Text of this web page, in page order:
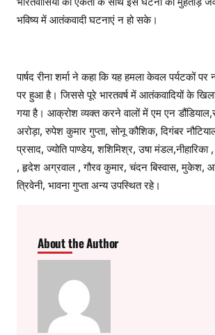
भविष्य में आतंकवादी घटनाएं न हो सके।
पार्षद रीना शर्मा ने कहा कि यह हमला केवल पर्यटकों पर
पर हुआ है। जिससे पूरे भारतवर्ष में आतंकवादियों के
गया है। आक्रोश व्यक्त करने वालों में एम एन
अरोड़ा, रुपेश कुमार गुप्ता, सोनू कौशिक, दिगंबर
प्रसाद, ज्योति पाण्डेय, शशिमिश्र, उषा मंडल,नीहारिका ,
, हृदेश अग्रवाल , गौरव कुमार, चंदन बिस्वास, मुकेश,
त्रिवेनी, भावना गुप्ता अन्य उपस्थित रहे।
About the Author